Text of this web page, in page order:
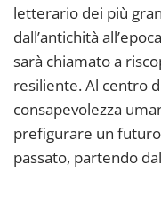
letterario dei più
dall’antichità
sarà chiamato a
resiliente. Al centro
consapevolezza
prefigurare un
passato, partendo